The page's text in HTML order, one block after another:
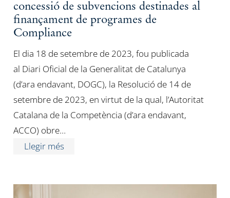
concessió de subvencions destinades al
finançament de programes de
Compliance
El dia 18 de setembre de 2023, fou publicada
al Diari Oficial de la Generalitat de Catalunya
(d’ara endavant, DOGC), la Resolució de 14 de
setembre de 2023, en virtut de la qual, l’Autoritat
Catalana de la Competència (d’ara endavant,
ACCO) obre…
Llegir més